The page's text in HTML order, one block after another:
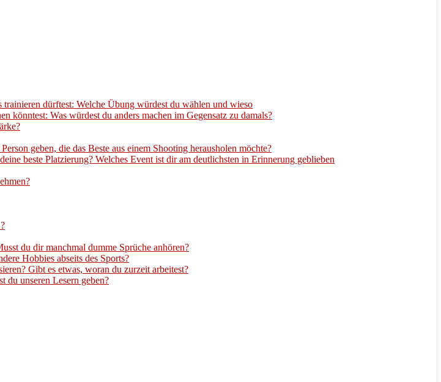
dürftest: Welche Übung würdest du wählen und wieso
könntest: Was würdest du anders machen im Gegensatz zu damals?
geben, die das Beste aus einem Shooting herausholen möchte?
beste Platzierung? Welches Event ist dir am deutlichsten in Erinnerung geblieben
du dir manchmal dumme Sprüche anhören?
Hobbies abseits des Sports?
Gibt es etwas, woran du zurzeit arbeitest?
du unseren Lesern geben?